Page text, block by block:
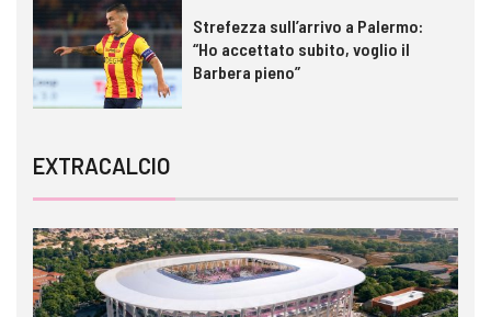
Strefezza sull’arrivo a Palermo:
“Ho accettato subito, voglio il
Barbera pieno”
EXTRACALCIO